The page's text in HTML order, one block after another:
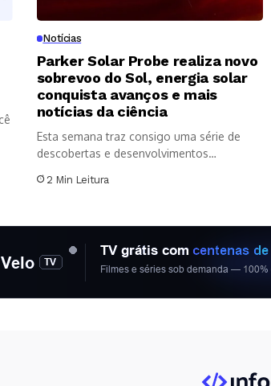
Notícias
Parker Solar Probe realiza novo
sobrevoo do Sol, energia solar
conquista avanços e mais
notícias da ciência
Esta semana traz consigo uma série de
descobertas e desenvolvimentos
2 Min Leitura